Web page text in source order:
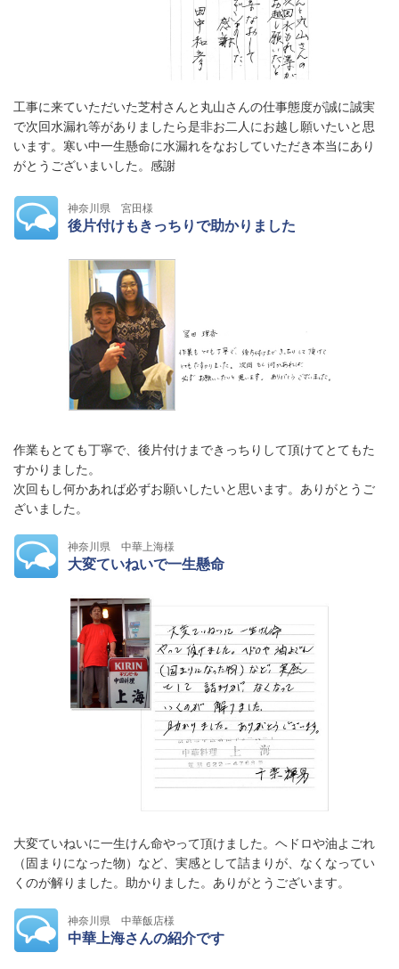
工事に来ていただいた芝村さんと丸山さんの仕事態度が誠に誠実
で次回水漏れ等がありましたら是非お二人にお越し願いたいと思
います。寒い中一生懸命に水漏れをなおしていただき本当にあり
がとうございまいした。感謝
神奈川県 宮田様
後片付けもきっちりで助かりました
作業もとても丁寧で、後片付けまできっちりして頂けてとてもた
すかりました。
次回もし何かあれば必ずお願いしたいと思います。ありがとうご
ざいました。
神奈川県 中華上海様
大変ていねいで一生懸命
大変ていねいに一生けん命やって頂けました。ヘドロや油よごれ
（固まりになった物）など、実感として詰まりが、なくなってい
くのが解りました。助かりました。ありがとうございます。
神奈川県 中華飯店様
中華上海さんの紹介です